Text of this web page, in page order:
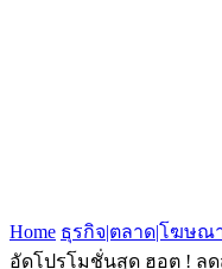
Home ธุรกิจ|ตลาด|โฆษณ
อัดโปรโมชั่นสุด ฮอต ! ลด